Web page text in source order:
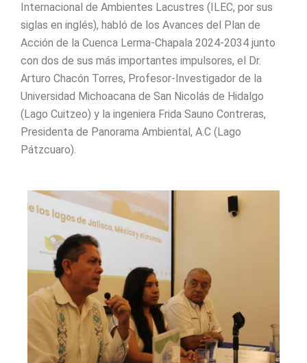
Internacional de Ambientes Lacustres (ILEC, por sus
siglas en inglés), habló de los Avances del Plan de
Acción de la Cuenca Lerma-Chapala 2024-2034 junto
con dos de sus más importantes impulsores, el Dr.
Arturo Chacón Torres, Profesor-Investigador de la
Universidad Michoacana de San Nicolás de Hidalgo
(Lago Cuitzeo) y la ingeniera Frida Sauno Contreras,
Presidenta de Panorama Ambiental, A.C (Lago
Pátzcuaro).